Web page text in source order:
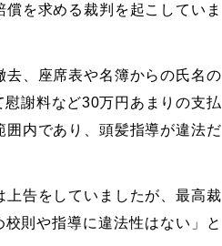
を求める裁判を起こしていま
、座席表や名簿からの氏名の
慰謝料など30万円あまりの支払
内であり、頭髪指導が違法だ
上告をしていましたが、最高裁
則や指導に違法性はない」と